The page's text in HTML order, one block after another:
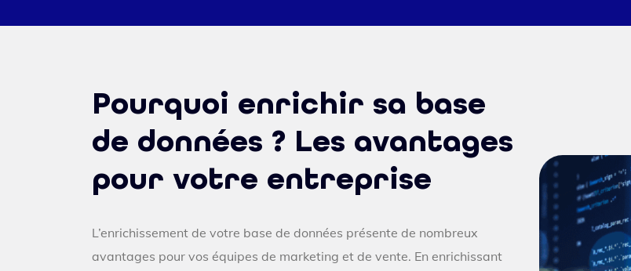
Pourquoi enrichir sa base
de données ? Les avantages
pour votre entreprise
L’enrichissement de votre base de données présente de nombreux
avantages pour vos équipes de marketing et de vente. En enrichissant